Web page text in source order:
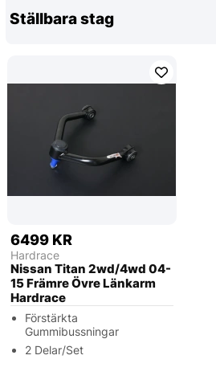
Ställbara stag
6499 KR
Hardrace
Nissan Titan 2wd/4wd 04-
15 Främre Övre Länkarm
Hardrace
Förstärkta
Gummibussningar
2 Delar/Set